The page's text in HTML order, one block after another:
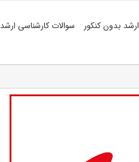
بدون کنکور سوالات کارشناسی ارشد